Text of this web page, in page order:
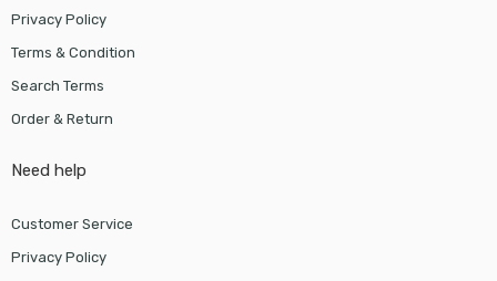
Privacy Policy
Terms & Condition
Search Terms
Order & Return
Need help
Customer Service
Privacy Policy